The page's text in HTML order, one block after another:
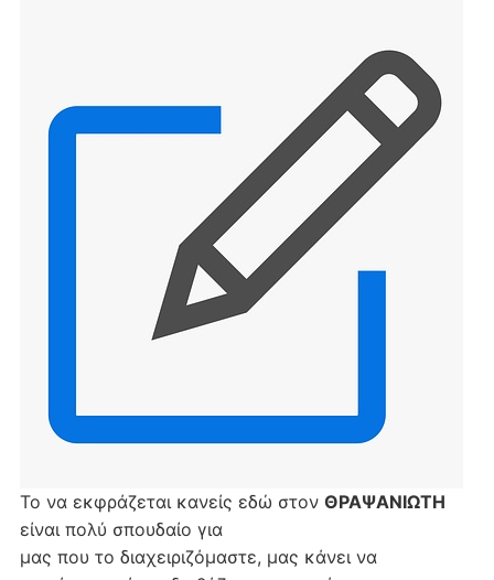
Το να εκφράζεται κανείς εδώ στον ΘΡΑΨΑΝΙΩΤΗ
είναι πολύ σπουδαίο για
μας που το διαχειριζόμαστε, μας κάνει να